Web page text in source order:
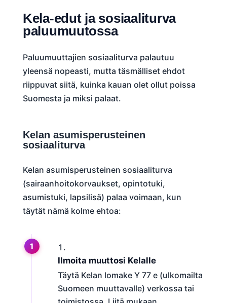
Kela-edut ja sosiaaliturva
paluumuutossa
Paluumuuttajien sosiaaliturva palautuu
yleensä nopeasti, mutta täsmälliset ehdot
riippuvat siitä, kuinka kauan olet ollut poissa
Suomesta ja miksi palaat.
Kelan asumisperusteinen
sosiaaliturva
Kelan asumisperusteinen sosiaaliturva
(sairaanhoitokorvaukset, opintotuki,
asumistuki, lapsilisä) palaa voimaan, kun
täytät nämä kolme ehtoa:
Ilmoita muuttosi Kelalle
Täytä Kelan lomake Y 77 e (ulkomailta
Suomeen muuttavalle) verkossa tai